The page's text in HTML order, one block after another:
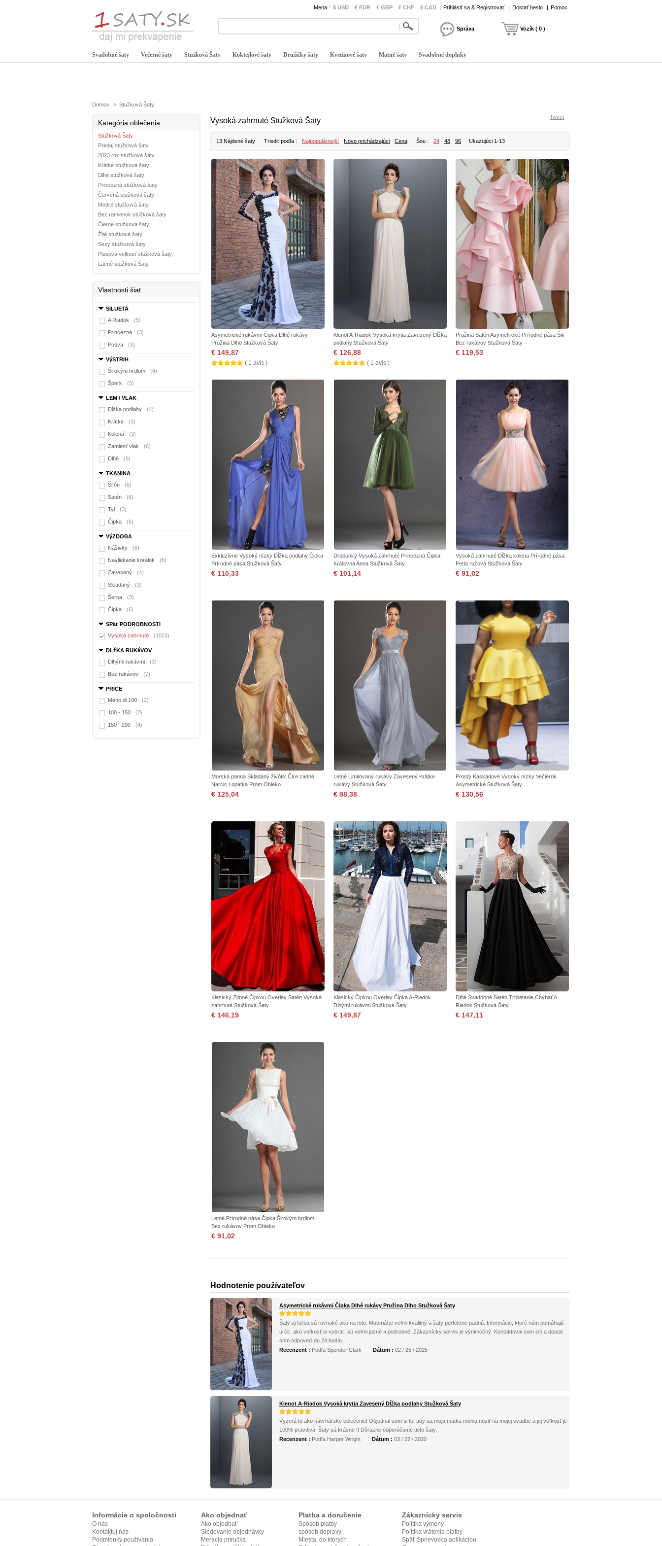
Mena : $ USD € EUR £ GBP ₣ CHF $ CAD | Prihlásiť sa & Registrovať | Dostať heslo | Pomoc
Správa Vozík ( 0 )
Svadobné šaty Večerné šaty Stužková Šaty Koktejlové šaty Družičky šaty Kvetinové šaty Matné šaty Svadobné doplnky
Domov Stužková Šaty
Kategória oblečenia
Stužková Šaty
Predaj stužková šaty
2023 rok stužková šaty
Krátke stužková šaty
Dlhé stužková šaty
Princezná stužková šaty
Červená stužková šaty
Modré stužková šaty
Bez ramienok stužková šaty
Čierne stužková šaty
Žlté stužková šaty
Sexy stužková šaty
Plusová velkosť stužková šaty
Lacné stužková Šaty
Vlastnosti šiat
SILUETA
A Riadok
(5)
Princezná (3)
Pošva (3)
VýSTRIH
Širokým hrdlom
(4)
Šperk (5)
LEM / VLAK
Dĺžka podlahy
(4)
Krátke (3)
Kolená (3)
Zamiesť vlak (6)
Dlhé (5)
TKANINA
Šifón
(5)
Satén (6)
Tyl (3)
Čipka (6)
VýZDOBA
Nášivky
(6)
Navliekanie korálok (6)
Zavesený (4)
Skladaný (3)
Šerpa (3)
Čipka (6)
SPäť PODROBNOSTI
Vysoká zahrnuté
(1023)
DLžKA RUKáVOV
Dlhými rukávmi
(3)
Bez rukávov (7)
PRICE
Meno di 100
(2)
100 - 150 (7)
150 - 200 (4)
Vysoká zahrnuté Stužková Šaty Tweet
13 Nájdené šaty Triediť podľa : Najpopulárnejší Novo prichádzajúci Cena Šou : 24 48 96 Ukazujúci 1-13
Asymetrické rukávmi Čipka Dlhé rukávy
Pružina Dlho Stužková Šaty
€ 149,87
( 1 avis )
Klenot A-Riadok Vysoká krytia Zavesený Dĺžka
podlahy Stužková Šaty
€ 126,88
( 1 avis )
Pružina Satén Asymetrické Prírodné pása Šik
Bez rukávov Stužková Šaty
€ 119,53
Exkluzívne Vysoký nízky Dĺžka podlahy Čipka
Prírodné pása Stužková Šaty
€ 110,33
Drobunký Vysoká zahrnuté Princezná Čipka
Kráľovná Anna Stužková Šaty
€ 101,14
Vysoká zahrnuté Dĺžka kolena Prírodné pása
Perla ružová Stužková Šaty
€ 91,02
Morská panna Skladaný živôtik Číre zadné
Narcis Lopatka Prom Obleko
€ 125,04
Letné Limitovaný rukávy Zavesený Krátke
rukávy Stužková Šaty
€ 98,38
Prostý Kaskádové Vysoký nízky Večierok
Asymetrické Stužková Šaty
€ 130,56
Klasický Zimné Čipkou Overlay Satén Vysoká
zahrnuté Stužková Šaty
€ 146,19
Klasický Čipkou Overlay Čipka A-Riadok
Dlhými rukávmi Stužková Šaty
€ 149,87
Dlhé Svadobné Satén Trblietanie Chýbať A
Riadok Stužková Šaty
€ 147,11
Letné Prírodné pása Čipka Širokým hrdlom
Bez rukávov Prom Obleko
€ 91,02
Hodnotenie používateľov
Asymetrické rukávmi Čipka Dlhé rukávy Pružina Dlho Stužková Šaty
Šaty aj farba sú rovnaké ako na foto. Materiál je veľmi kvalitný a šaty perfektne padnú. Informácie, ktoré nám pomáhajú
určiť, akú veľkosť si vybrať, sú veľmi jasné a podrobné. Zákaznícky servis je výnimočný. Kontaktoval som ich a dostal
som odpoveď do 24 hodín.
Recenzent : Podľa Spender Clark Dátum : 02 / 25 / 2025
Klenot A-Riadok Vysoká krytia Zavesený Dĺžka podlahy Stužková Šaty
Vyzerá to ako návrhárske oblečenie! Objednal som si to, aby sa moja matka mohla nosiť na mojej svadbe a jej veľkosť je
100% pravdivá. Šaty sú krásne !! Dôrazne odporúčame tieto šaty.
Recenzent : Podľa Harper Wright Dátum : 03 / 22 / 2020
Informácie o spoločnosti
O nás
Kontaktuj nás
Podmienky používania
Ako objednať
Ako objednať
Sledovanie objednávky
Meracia príručka
Platba a doručenie
Spôsob platby
spôsob dopravy
Miesta, do ktorých
Zákaznícky servis
Politika výmeny
Politika vrátenia platby
Späť Sprievodca aplikáciou